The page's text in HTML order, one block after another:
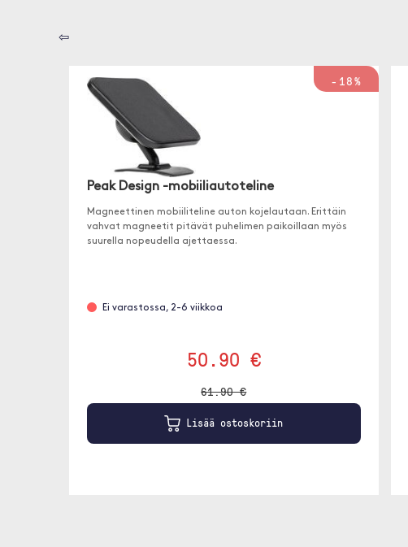
⇦
-18%
Peak Design -mobiiliautoteline
Magneettinen mobiiliteline auton kojelautaan. Erittäin
vahvat magneetit pitävät puhelimen paikoillaan myös
suurella nopeudella ajettaessa.
Ei varastossa, 2-6 viikkoa
50.90 €
61.90 €
Lisää ostoskoriin